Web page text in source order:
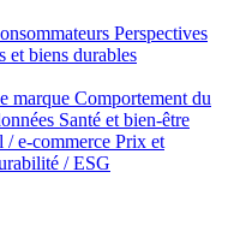
Perspectives
et biens durables
marque Comportement du
Santé et bien‑être
e‑commerce Prix et
/ ESG